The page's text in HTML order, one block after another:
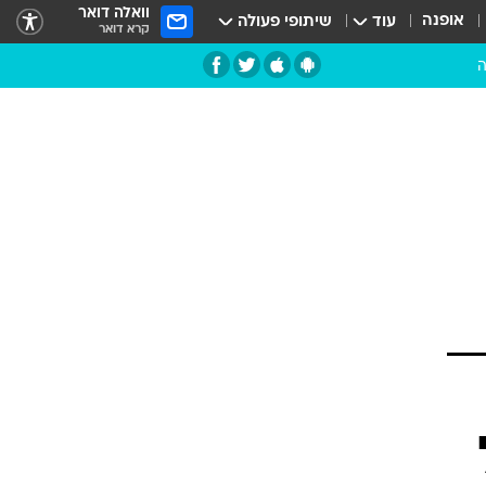
אופנה עוד שיתופי פעולה וואלה דואר
קרא דואר